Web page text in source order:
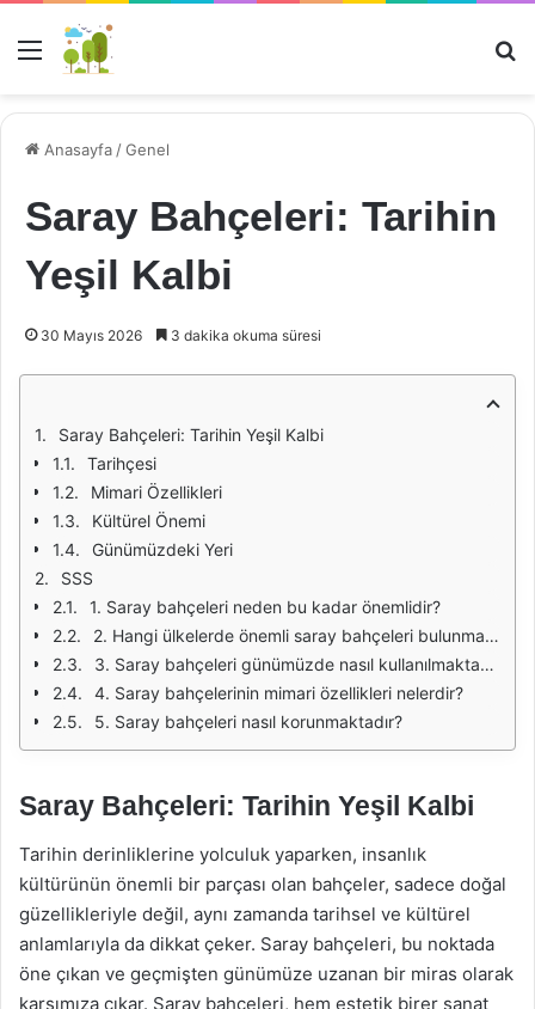
Menü
Anasayfa /Genel
Saray Bahçeleri: Tarihin
Yeşil Kalbi
30 Mayıs 2026 3 dakika okuma süresi
Saray Bahçeleri: Tarihin Yeşil Kalbi
Tarihçesi
Mimari Özellikleri
Kültürel Önemi
Günümüzdeki Yeri
SSS
1. Saray bahçeleri neden bu kadar önemlidir?
2. Hangi ülkelerde önemli saray bahçeleri bulunmaktadır?
3. Saray bahçeleri günümüzde nasıl kullanılmaktadır?
4. Saray bahçelerinin mimari özellikleri nelerdir?
5. Saray bahçeleri nasıl korunmaktadır?
Saray Bahçeleri: Tarihin Yeşil Kalbi
Tarihin derinliklerine yolculuk yaparken, insanlık
kültürünün önemli bir parçası olan bahçeler, sadece doğal
güzellikleriyle değil, aynı zamanda tarihsel ve kültürel
anlamlarıyla da dikkat çeker. Saray bahçeleri, bu noktada
öne çıkan ve geçmişten günümüze uzanan bir miras olarak
karşımıza çıkar. Saray bahçeleri, hem estetik birer sanat